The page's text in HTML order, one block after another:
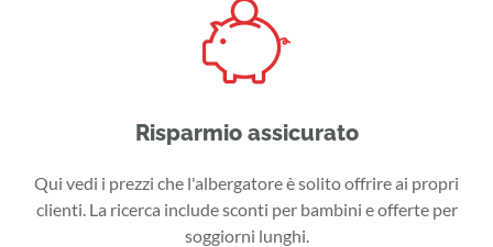
Risparmio assicurato
Qui vedi i prezzi che l'albergatore è solito offrire ai propri
clienti. La ricerca include sconti per bambini e offerte per
soggiorni lunghi.